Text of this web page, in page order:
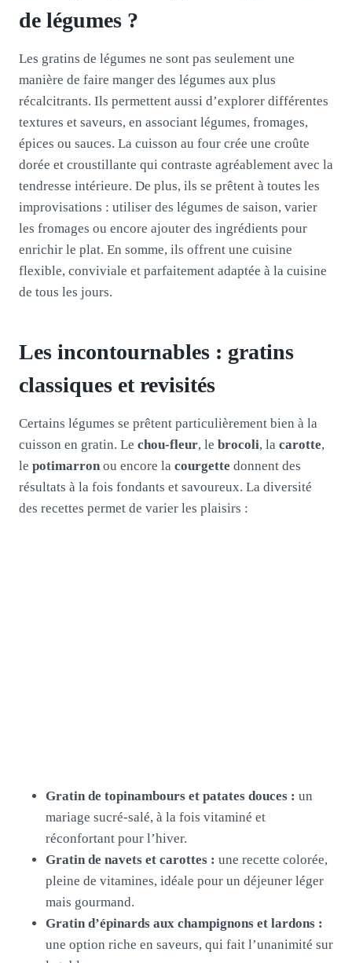
de légumes ?
Les gratins de légumes ne sont pas seulement une
manière de faire manger des légumes aux plus
récalcitrants. Ils permettent aussi d’explorer différentes
textures et saveurs, en associant légumes, fromages,
épices ou sauces. La cuisson au four crée une croûte
dorée et croustillante qui contraste agréablement avec la
tendresse intérieure. De plus, ils se prêtent à toutes les
improvisations : utiliser des légumes de saison, varier
les fromages ou encore ajouter des ingrédients pour
enrichir le plat. En somme, ils offrent une cuisine
flexible, conviviale et parfaitement adaptée à la cuisine
de tous les jours.
Les incontournables : gratins
classiques et revisités
Certains légumes se prêtent particulièrement bien à la
cuisson en gratin. Le chou-fleur, le brocoli, la carotte,
le potimarron ou encore la courgette donnent des
résultats à la fois fondants et savoureux. La diversité
des recettes permet de varier les plaisirs :
Gratin de topinambours et patates douces : un
mariage sucré-salé, à la fois vitaminé et
réconfortant pour l’hiver.
Gratin de navets et carottes : une recette colorée,
pleine de vitamines, idéale pour un déjeuner léger
mais gourmand.
Gratin d’épinards aux champignons et lardons :
une option riche en saveurs, qui fait l’unanimité sur